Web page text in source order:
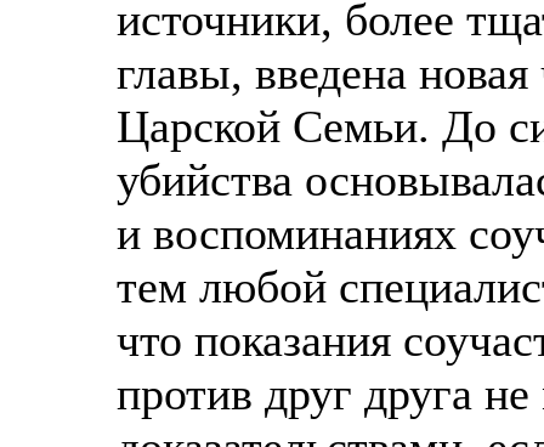
источники, более
главы, введена
Царской Семьи. До
убийства
и воспоминаниях
тем любой
что показания
против друг друга не